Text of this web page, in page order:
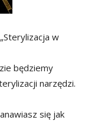
w
będziemy
narzędzi.
się jak